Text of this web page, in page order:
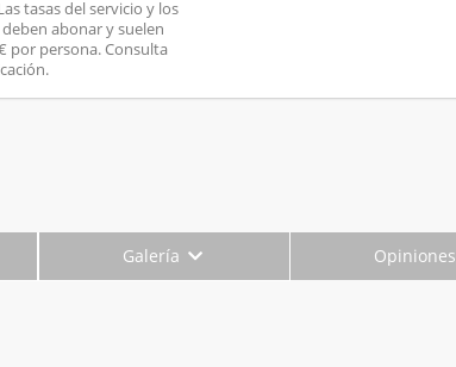
tasas del servicio y los
abonar y suelen
por persona. Consulta
Galería Opiniones